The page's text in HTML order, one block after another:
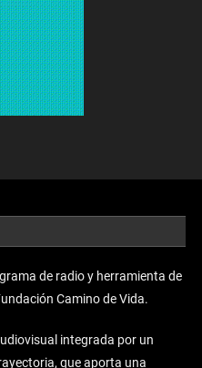
de radio y herramienta de
Camino de Vida.
integrada por un
que aporta una